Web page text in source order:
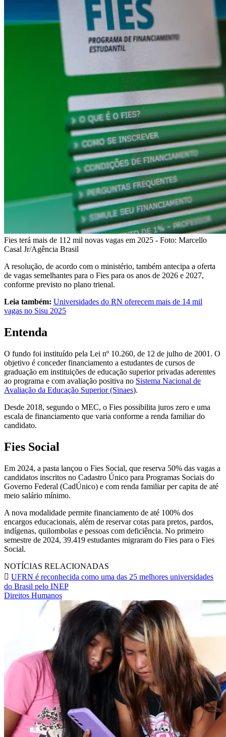
Fies terá mais de 112 mil novas vagas em 2025 - Foto: Marcello
Casal Jr/Agência Brasil
A resolução, de acordo com o ministério, também antecipa a oferta
de vagas semelhantes para o Fies para os anos de 2026 e 2027,
conforme previsto no plano trienal.
Leia também: Universidades do RN oferecem mais de 14 mil
vagas no Sisu 2025
Entenda
O fundo foi instituído pela Lei nº 10.260, de 12 de julho de 2001. O
objetivo é conceder financiamento a estudantes de cursos de
graduação em instituições de educação superior privadas aderentes
ao programa e com avaliação positiva no Sistema Nacional de
Avaliação da Educação Superior (Sinaes).
Desde 2018, segundo o MEC, o Fies possibilita juros zero e uma
escala de financiamento que varia conforme a renda familiar do
candidato.
Fies Social
Em 2024, a pasta lançou o Fies Social, que reserva 50% das vagas a
candidatos inscritos no Cadastro Único para Programas Sociais do
Governo Federal (CadÚnico) e com renda familiar per capita de até
meio salário mínimo.
A nova modalidade permite financiamento de até 100% dos
encargos educacionais, além de reservar cotas para pretos, pardos,
indígenas, quilombolas e pessoas com deficiência. No primeiro
semestre de 2024, 39.419 estudantes migraram do Fies para o Fies
Social.
NOTÍCIAS RELACIONADAS
UFRN é reconhecida como uma das 25 melhores universidades
do Brasil pelo INEP
Direitos Humanos